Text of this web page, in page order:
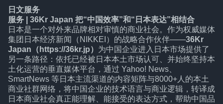
日文服务
服务 | 36Kr Japan 把“中国效率”和“日本表达”相结合
日本是一个对外来品牌相对审慎的商业社会。作为权威媒体
集团日本经济新闻（NIKKEI）的战略合作伙伴——36Kr
Japan（https://36kr.jp） 为中国企业进入日本市场提供了
另一条路径：依托已经被日本本土市场认可、并始终坚持本
土化运营的垂直媒体平台，通过 Yahoo! News、
SmartNews 等日本主流渠道的内容矩阵与8000+人的本土
商业社群网络，将中国企业的技术语言与商业逻辑，转译成
日本商业社会真正能理解、能接受的表达方式，帮助中国品